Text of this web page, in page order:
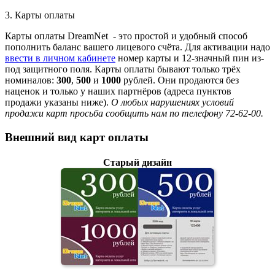
3. Карты оплаты
Карты оплаты DreamNet - это простой и удобный способ
пополнить баланс вашего лицевого счёта. Для активации надо
ввести в личном кабинете номер карты и 12-значный пин из-
под защитного поля. Карты оплаты бывают только трёх
номиналов: 300, 500 и 1000 рублей. Они продаются без
наценок и только у наших партнёров (адреса пунктов
продажи указаны ниже). О любых нарушениях условий
продажи карт просьба сообщить нам по телефону 72-62-00.
Внешний вид карт оплаты
Старый дизайн